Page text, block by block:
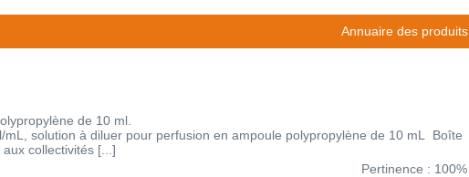
Annuaire des produits
de 10 ml.
solution à diluer pour perfusion en ampoule polypropylène de 10 mL Boîte
collectivités [...]
Pertinence : 100%